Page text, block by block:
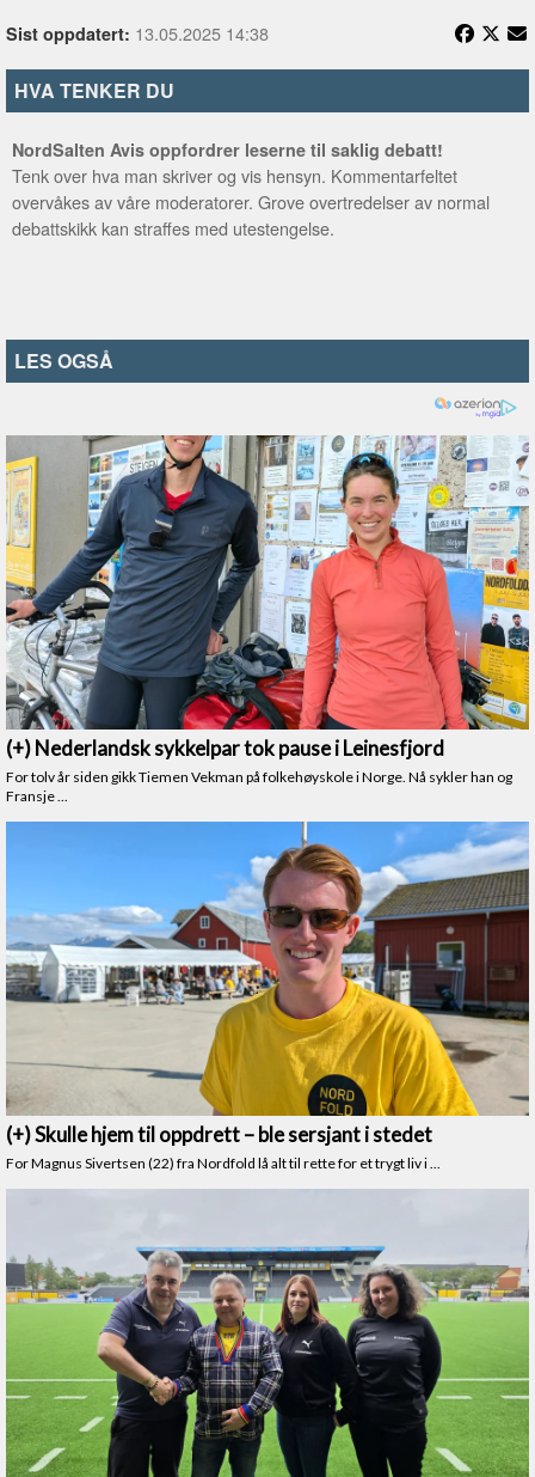
Sist oppdatert: 13.05.2025 14:38
HVA TENKER DU
NordSalten Avis oppfordrer leserne til saklig debatt!
Tenk over hva man skriver og vis hensyn. Kommentarfeltet
overvåkes av våre moderatorer. Grove overtredelser av normal
debattskikk kan straffes med utestengelse.
LES OGSÅ